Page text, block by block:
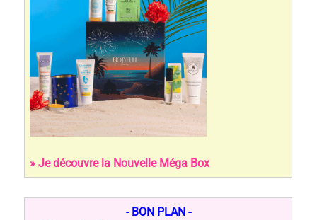
» Je découvre la Nouvelle Méga Box
- BON PLAN -